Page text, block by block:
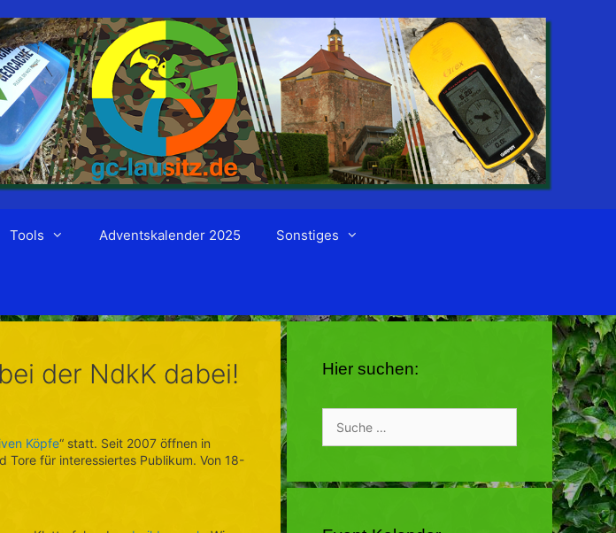
Tools Adventskalender 2025 Sonstiges
der NdkK dabei!
Köpfe“ statt. Seit 2007 öffnen in
Tore für interessiertes Publikum. Von 18-
Hier suchen:
nach: